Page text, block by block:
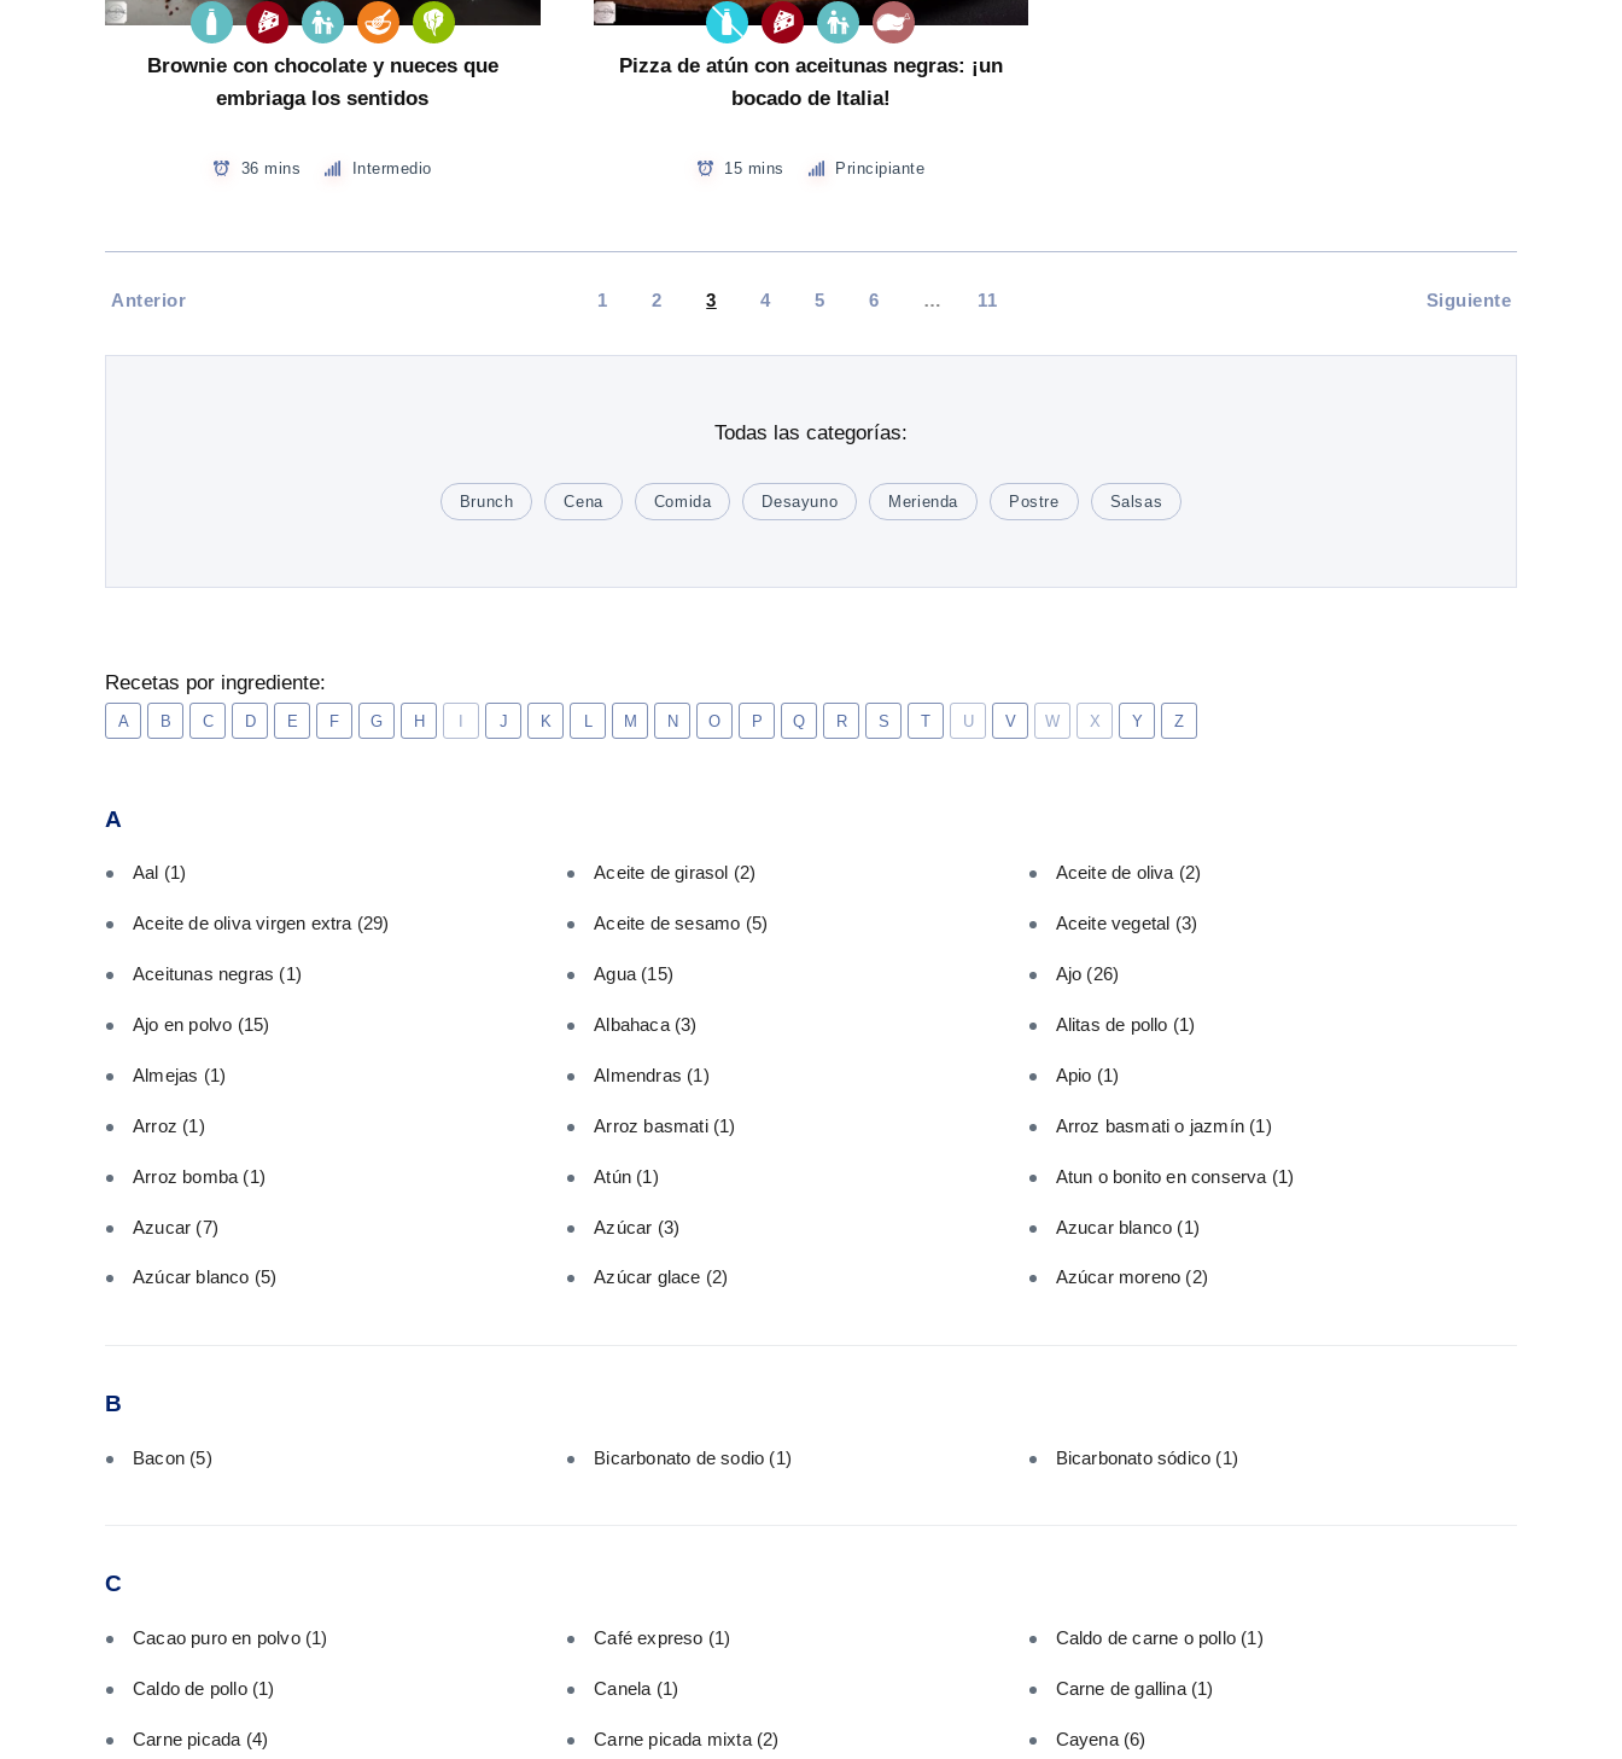
Brownie con chocolate y nueces que
embriaga los sentidos
36 mins Intermedio
Pizza de atún con aceitunas negras: ¡un
bocado de Italia!
15 mins Principiante
Anterior 1 2 3 4 5 6 … 11 Siguiente
Todas las categorías:
Brunch Cena Comida Desayuno Merienda Postre Salsas
Recetas por ingrediente:
A B C D E F G H I J K L M N O P Q R S T U V W X Y Z
A
Aal (1) Aceite de girasol (2) Aceite de oliva (2)
Aceite de oliva virgen extra (29) Aceite de sesamo (5) Aceite vegetal (3)
Aceitunas negras (1) Agua (15) Ajo (26)
Ajo en polvo (15) Albahaca (3) Alitas de pollo (1)
Almejas (1) Almendras (1) Apio (1)
Arroz (1) Arroz basmati (1) Arroz basmati o jazmín (1)
Arroz bomba (1) Atún (1) Atun o bonito en conserva (1)
Azucar (7) Azúcar (3) Azucar blanco (1)
Azúcar blanco (5) Azúcar glace (2) Azúcar moreno (2)
B
Bacon (5) Bicarbonato de sodio (1) Bicarbonato sódico (1)
C
Cacao puro en polvo (1) Café expreso (1) Caldo de carne o pollo (1)
Caldo de pollo (1) Canela (1) Carne de gallina (1)
Carne picada (4) Carne picada mixta (2) Cayena (6)